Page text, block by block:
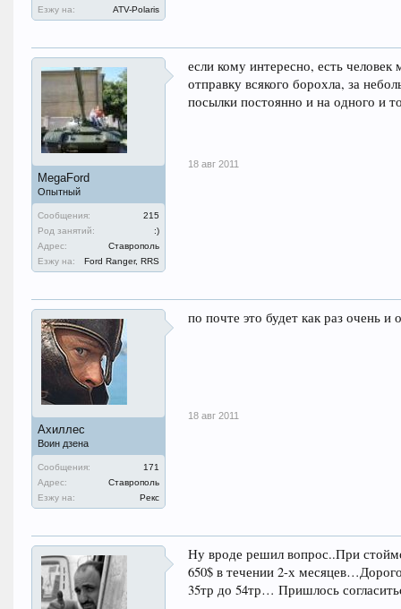
Езжу на:
ATV-Polaris
MegaFord
Опытный
Сообщения:
215
Род занятий:
:)
Адрес:
Ставрополь
Езжу на:
Ford Ranger, RRS
если кому интересно, есть
отправку всякого борохла, за
посылки постоянно и на одного и
18 авг 2011
Ахиллес
Воин дзена
Сообщения:
171
Адрес:
Ставрополь
Езжу на:
Рекс
по почте это будет как раз очень
18 авг 2011
Ну вроде решил вопрос..При
650$ в течении 2-х
35тр до 54тр… Пришлось